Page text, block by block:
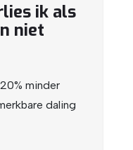
ik als
niet
minder
daling